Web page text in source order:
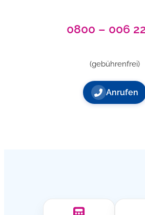
0800 – 006
(gebührenfrei)
Anrufen